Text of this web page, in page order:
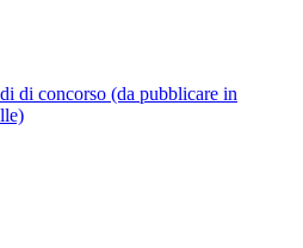
di concorso (da pubblicare in